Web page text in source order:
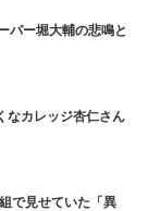
パー堀大輔の悲鳴と
なカレッジ杏仁さん
で見せていた「異